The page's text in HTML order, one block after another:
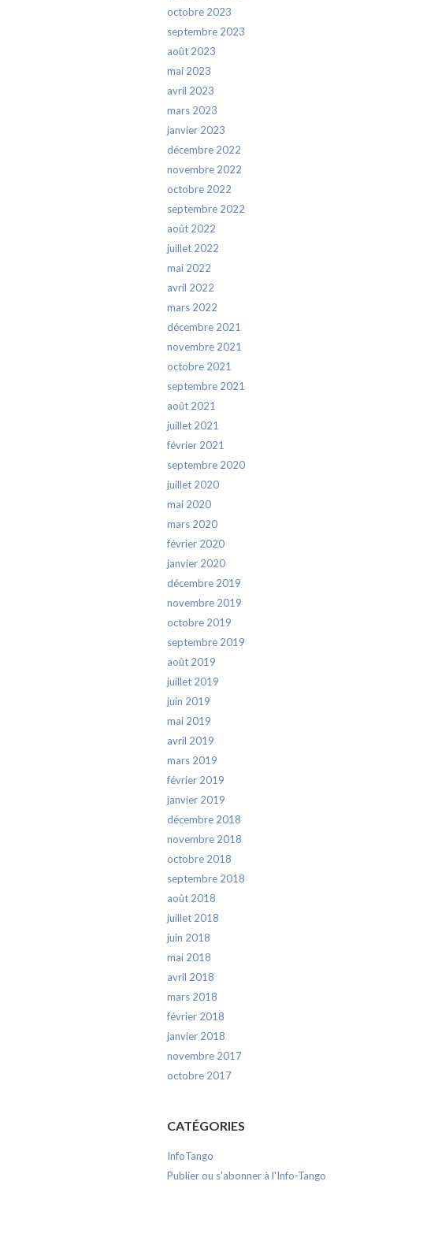
octobre 2023
septembre 2023
août 2023
mai 2023
avril 2023
mars 2023
janvier 2023
décembre 2022
novembre 2022
octobre 2022
septembre 2022
août 2022
juillet 2022
mai 2022
avril 2022
mars 2022
décembre 2021
novembre 2021
octobre 2021
septembre 2021
août 2021
juillet 2021
février 2021
septembre 2020
juillet 2020
mai 2020
mars 2020
février 2020
janvier 2020
décembre 2019
novembre 2019
octobre 2019
septembre 2019
août 2019
juillet 2019
juin 2019
mai 2019
avril 2019
mars 2019
février 2019
janvier 2019
décembre 2018
novembre 2018
octobre 2018
septembre 2018
août 2018
juillet 2018
juin 2018
mai 2018
avril 2018
mars 2018
février 2018
janvier 2018
novembre 2017
octobre 2017
CATÉGORIES
InfoTango
Publier ou s'abonner à l'Info-Tango